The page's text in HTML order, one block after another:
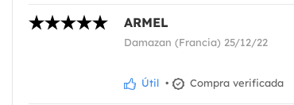
ARMEL
Damazan (Francia) 25/12/22
Útil • Compra verificada